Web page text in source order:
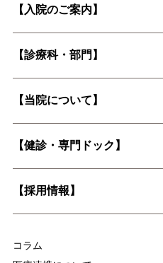
初診外来の流れ
【入院のご案内】
入院から退院までの流れ
【診療科・部門】
脳神経外科
【当院について】
院長挨拶
【健診・専門ドック】
【採用情報】
コラム